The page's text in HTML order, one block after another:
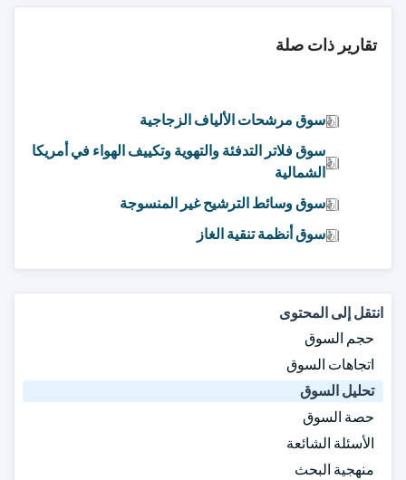
تقارير ذات صلة
سوق مرشحات الألياف الزجاجية
سوق فلاتر التدفئة والتهوية وتكييف الهواء في أمريكا
الشمالية
سوق وسائط الترشيح غير المنسوجة
سوق أنظمة تنقية الغاز
انتقل إلى المحتوى
حجم السوق
اتجاهات السوق
تحليل السوق
حصة السوق
الأسئلة الشائعة
منهجية البحث